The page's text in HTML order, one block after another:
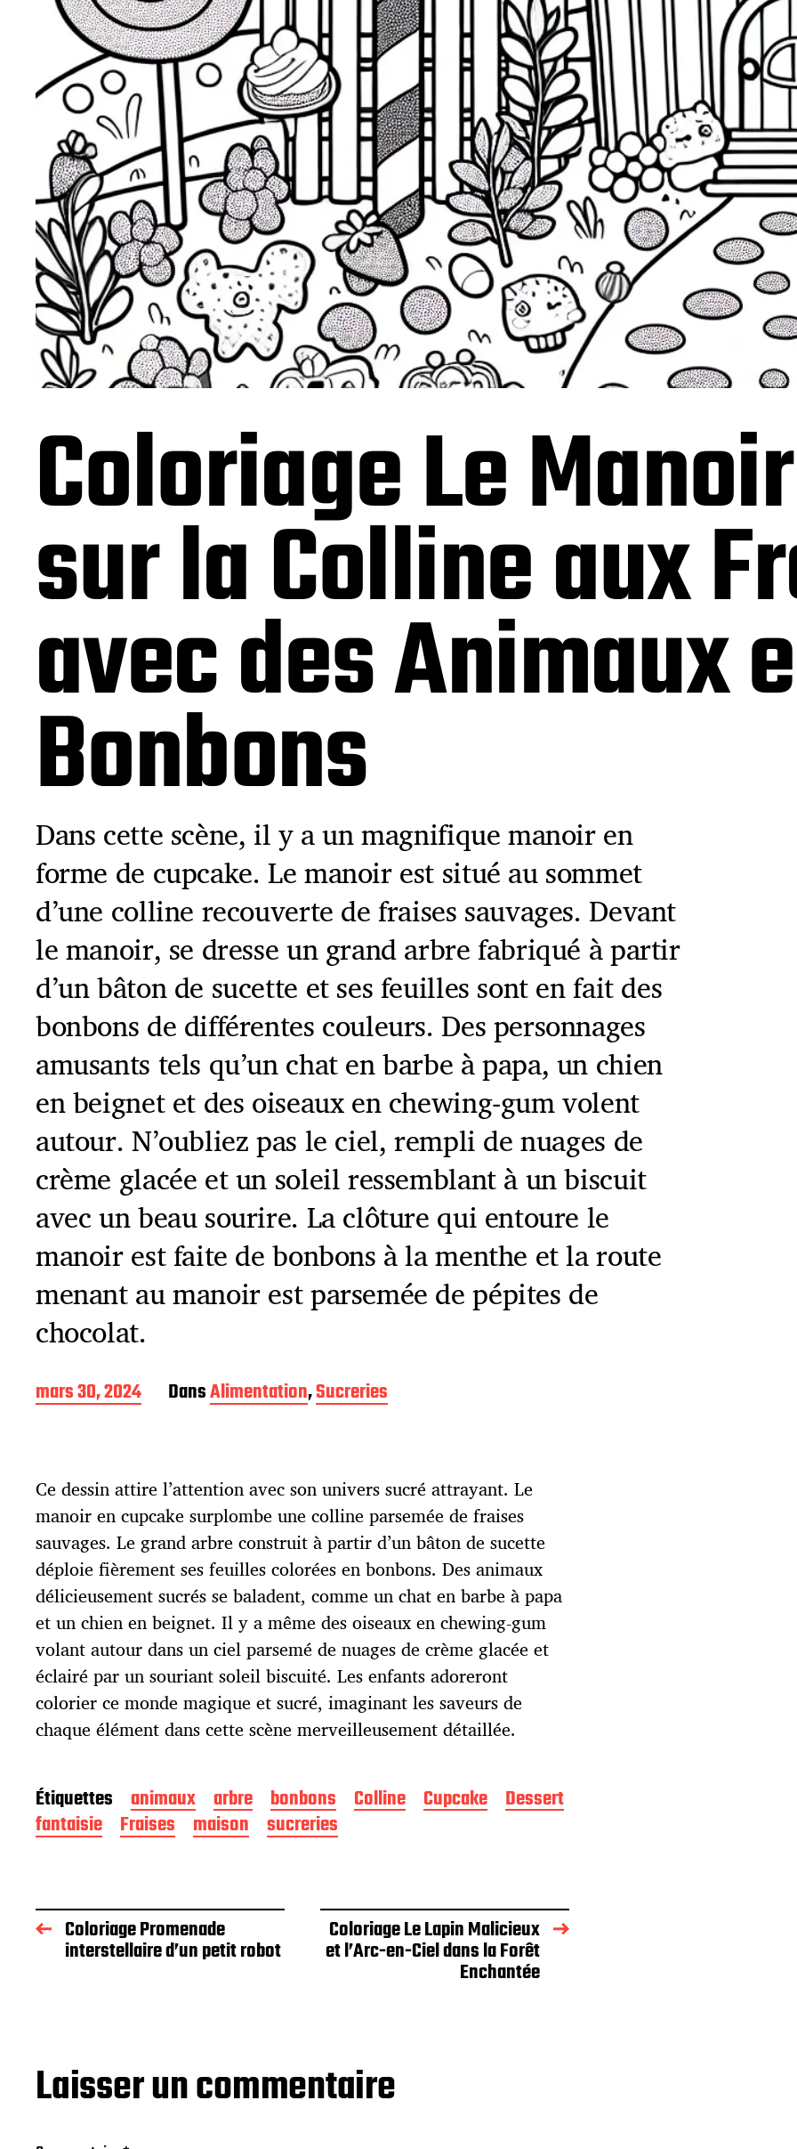
Coloriage Le
sur la Colline aux
avec des Animaux
Bonbons
Dans cette scène, il y a un magnifique manoir en
forme de cupcake. Le manoir est situé au sommet
d’une colline recouverte de fraises sauvages. Devant
le manoir, se dresse un grand arbre fabriqué à partir
d’un bâton de sucette et ses feuilles sont en fait des
bonbons de différentes couleurs. Des personnages
amusants tels qu’un chat en barbe à papa, un chien
en beignet et des oiseaux en chewing-gum volent
autour. N’oubliez pas le ciel, rempli de nuages de
crème glacée et un soleil ressemblant à un biscuit
avec un beau sourire. La clôture qui entoure le
manoir est faite de bonbons à la menthe et la route
menant au manoir est parsemée de pépites de
chocolat.
D
a
e
p
u
b
l
i
c
a
t
i
o
n
mars 30, 2024 DansAlimentation,Sucreries
Ce dessin attire l’attention avec son univers sucré attrayant. Le
manoir en cupcake surplombe une colline parsemée de fraises
sauvages. Le grand arbre construit à partir d’un bâton de sucette
déploie fièrement ses feuilles colorées en bonbons. Des animaux
délicieusement sucrés se baladent, comme un chat en barbe à papa
et un chien en beignet. Il y a même des oiseaux en chewing-gum
volant autour dans un ciel parsemé de nuages de crème glacée et
éclairé par un souriant soleil biscuité. Les enfants adoreront
colorier ce monde magique et sucré, imaginant les saveurs de
chaque élément dans cette scène merveilleusement détaillée.
Étiquettes animaux arbre bonbons Colline Cupcake
Dessert
fantaisie
Fraises maison sucreries
Coloriage Promenade
interstellaire d’un petit robot
Coloriage Le Lapin Malicieux
et l’Arc-en-Ciel dans la Forêt
Enchantée
Laisser un commentaire